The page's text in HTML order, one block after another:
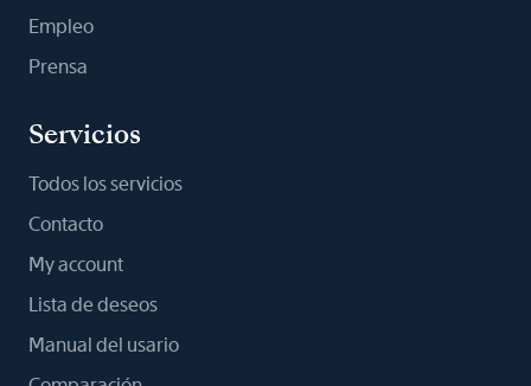
Empleo
Prensa
Servicios
Todos los servicios
Contacto
My account
Lista de deseos
Manual del usario